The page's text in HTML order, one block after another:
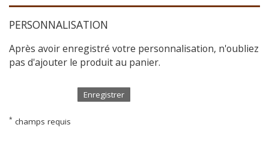
PERSONNALISATION
Après avoir enregistré votre personnalisation, n'oubliez
pas d'ajouter le produit au panier.
Enregistrer
* champs requis